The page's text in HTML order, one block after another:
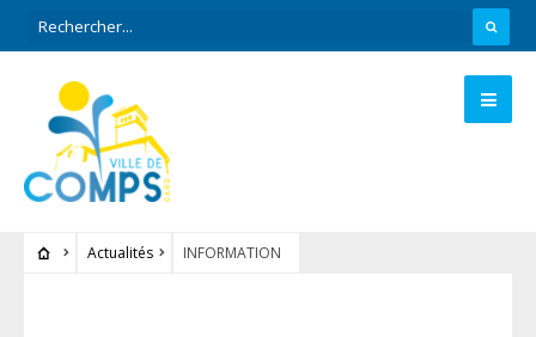
Actualités INFORMATION